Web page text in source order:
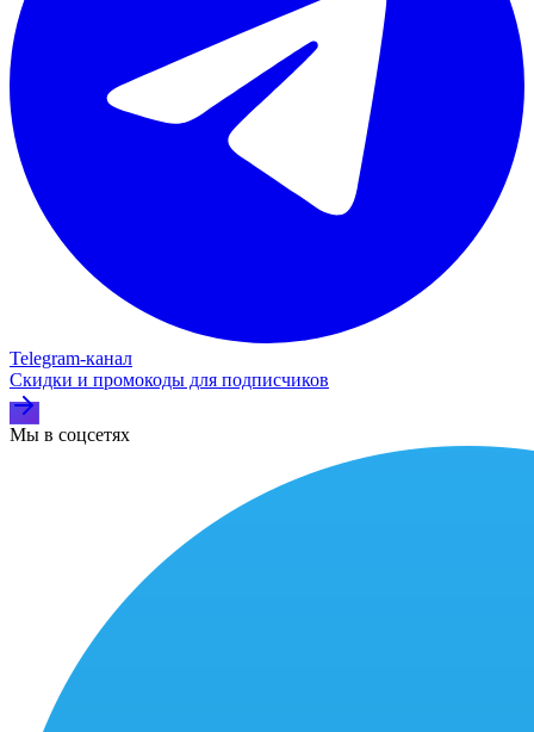
Telegram‑канал
Скидки и промокоды для подписчиков
Мы в соцсетях